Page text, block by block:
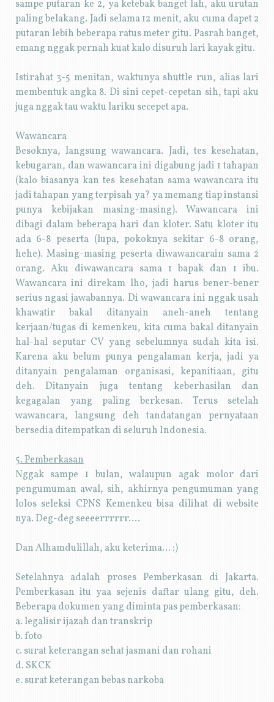
sampe putaran ke 2, ya ketebak banget lah, aku urutan
paling belakang. Jadi selama 12 menit, aku cuma dapet 2
putaran lebih beberapa ratus meter gitu. Pasrah banget,
emang nggak pernah kuat kalo disuruh lari kayak gitu.
Istirahat 3-5 menitan, waktunya shuttle run, alias lari
membentuk angka 8. Di sini cepet-cepetan sih, tapi aku
juga nggak tau waktu lariku secepet apa.
Wawancara
Besoknya, langsung wawancara. Jadi, tes kesehatan,
kebugaran, dan wawancara ini digabung jadi 1 tahapan
(kalo biasanya kan tes kesehatan sama wawancara itu
jadi tahapan yang terpisah ya? ya memang tiap instansi
punya kebijakan masing-masing). Wawancara ini
dibagi dalam beberapa hari dan kloter. Satu kloter itu
ada 6-8 peserta (lupa, pokoknya sekitar 6-8 orang,
hehe). Masing-masing peserta diwawancarain sama 2
orang. Aku diwawancara sama 1 bapak dan 1 ibu.
Wawancara ini direkam lho, jadi harus bener-bener
serius ngasi jawabannya. Di wawancara ini nggak usah
khawatir bakal ditanyain aneh-aneh tentang
kerjaan/tugas di kemenkeu, kita cuma bakal ditanyain
hal-hal seputar CV yang sebelumnya sudah kita isi.
Karena aku belum punya pengalaman kerja, jadi ya
ditanyain pengalaman organisasi, kepanitiaan, gitu
deh. Ditanyain juga tentang keberhasilan dan
kegagalan yang paling berkesan. Terus setelah
wawancara, langsung deh tandatangan pernyataan
bersedia ditempatkan di seluruh Indonesia.
5. Pemberkasan
Nggak sampe 1 bulan, walaupun agak molor dari
pengumuman awal, sih, akhirnya pengumuman yang
lolos seleksi CPNS Kemenkeu bisa dilihat di website
nya. Deg-deg seeeerrrrrr....
Dan Alhamdulillah, aku keterima... :)
Setelahnya adalah proses Pemberkasan di Jakarta.
Pemberkasan itu yaa sejenis daftar ulang gitu, deh.
Beberapa dokumen yang diminta pas pemberkasan:
a. legalisir ijazah dan transkrip
b. foto
c. surat keterangan sehat jasmani dan rohani
d. SKCK
e. surat keterangan bebas narkoba